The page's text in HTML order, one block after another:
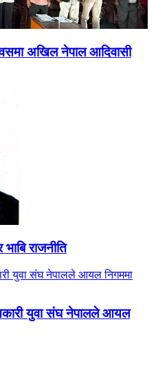
अखिल नेपाल आदिवासी
राजनीति
युवा संघ नेपालले आयल